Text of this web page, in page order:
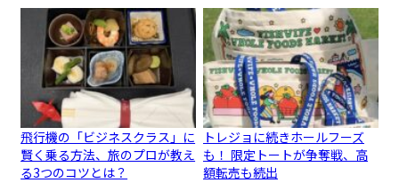
飛行機の「ビジネスクラス」に
賢く乗る方法、旅のプロが教え
る3つのコツとは？
トレジョに続きホールフーズ
も！ 限定トートが争奪戦、高
額転売も続出